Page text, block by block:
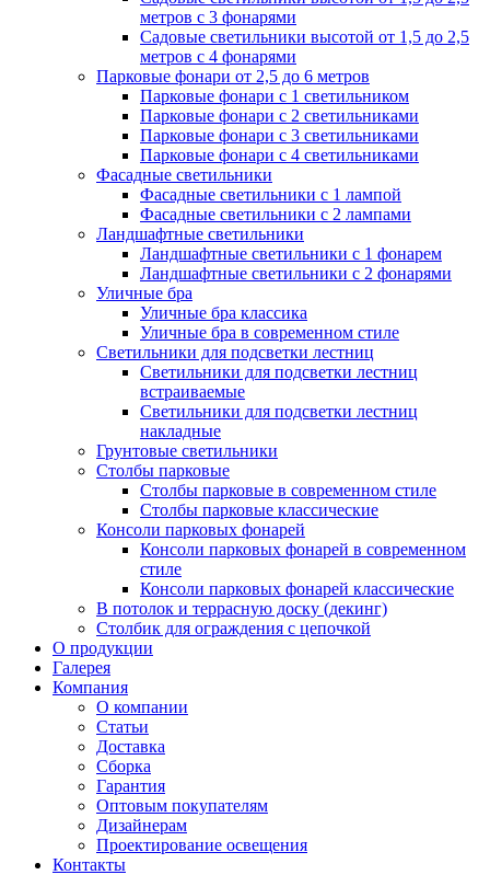
метров с 3 фонарями
Садовые светильники высотой от 1,5 до 2,5
метров с 4 фонарями
Парковые фонари от 2,5 до 6 метров
Парковые фонари с 1 светильником
Парковые фонари с 2 светильниками
Парковые фонари с 3 светильниками
Парковые фонари с 4 светильниками
Фасадные светильники
Фасадные светильники с 1 лампой
Фасадные светильники c 2 лампами
Ландшафтные светильники
Ландшафтные светильники с 1 фонарем
Ландшафтные светильники с 2 фонарями
Уличные бра
Уличные бра классика
Уличные бра в современном стиле
Светильники для подсветки лестниц
Светильники для подсветки лестниц
встраиваемые
Светильники для подсветки лестниц
накладные
Грунтовые светильники
Столбы парковые
Столбы парковые в современном стиле
Столбы парковые классические
Консоли парковых фонарей
Консоли парковых фонарей в современном
стиле
Консоли парковых фонарей классические
В потолок и террасную доску (декинг)
Столбик для ограждения с цепочкой
О продукции
Галерея
Компания
О компании
Статьи
Доставка
Сборка
Гарантия
Оптовым покупателям
Дизайнерам
Проектирование освещения
Контакты